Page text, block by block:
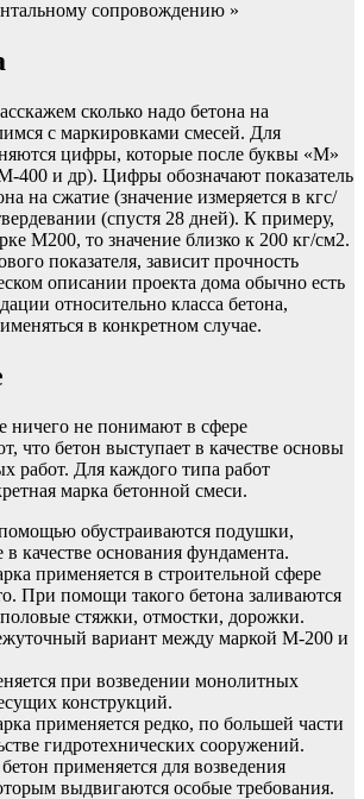
сопровождению »
сколько надо бетона на
с маркировками смесей. Для
цифры, которые после буквы «М»
400 и др). Цифры обозначают показатель
на сжатие (значение измеряется в кгс/
(спустя 28 дней). К примеру,
М200, то значение близко к 200 кг/см2.
показателя, зависит прочность
описании проекта дома обычно есть
относительно класса бетона,
в конкретном случае.
ничего не понимают в сфере
что бетон выступает в качестве основы
работ. Для каждого типа работ
марка бетонной смеси.
обустраиваются подушки,
качестве основания фундамента.
применяется в строительной сфере
При помощи такого бетона заливаются
стяжки, отмостки, дорожки.
вариант между маркой М-200 и
при возведении монолитных
конструкций.
применяется редко, по большей части
гидротехнических сооружений.
применяется для возведения
выдвигаются особые требования.